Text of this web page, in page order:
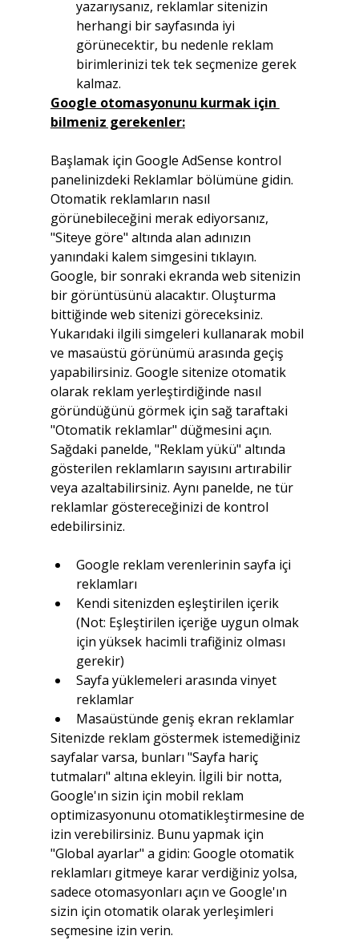
yazarıysanız, reklamlar sitenizin
herhangi bir sayfasında iyi
görünecektir, bu nedenle reklam
birimlerinizi tek tek seçmenize gerek
kalmaz.
Google otomasyonunu kurmak için
bilmeniz gerekenler:
Başlamak için Google AdSense kontrol
panelinizdeki Reklamlar bölümüne gidin.
Otomatik reklamların nasıl
görünebileceğini merak ediyorsanız,
"Siteye göre" altında alan adınızın
yanındaki kalem simgesini tıklayın.
Google, bir sonraki ekranda web sitenizin
bir görüntüsünü alacaktır. Oluşturma
bittiğinde web sitenizi göreceksiniz.
Yukarıdaki ilgili simgeleri kullanarak mobil
ve masaüstü görünümü arasında geçiş
yapabilirsiniz. Google sitenize otomatik
olarak reklam yerleştirdiğinde nasıl
göründüğünü görmek için sağ taraftaki
"Otomatik reklamlar" düğmesini açın.
Sağdaki panelde, "Reklam yükü" altında
gösterilen reklamların sayısını artırabilir
veya azaltabilirsiniz. Aynı panelde, ne tür
reklamlar göstereceğinizi de kontrol
edebilirsiniz.
Google reklam verenlerinin sayfa içi
reklamları
Kendi sitenizden eşleştirilen içerik
(Not: Eşleştirilen içeriğe uygun olmak
için yüksek hacimli trafiğiniz olması
gerekir)
Sayfa yüklemeleri arasında vinyet
reklamlar
Masaüstünde geniş ekran reklamlar
Sitenizde reklam göstermek istemediğiniz
sayfalar varsa, bunları "Sayfa hariç
tutmaları" altına ekleyin. İlgili bir notta,
Google'ın sizin için mobil reklam
optimizasyonunu otomatikleştirmesine de
izin verebilirsiniz. Bunu yapmak için
"Global ayarlar" a gidin: Google otomatik
reklamları gitmeye karar verdiğiniz yolsa,
sadece otomasyonları açın ve Google'ın
sizin için otomatik olarak yerleşimleri
seçmesine izin verin.